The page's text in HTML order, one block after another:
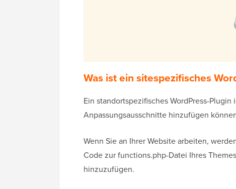
Was ist ein sitespezifisches
Ein standortspezifisches WordPress-
Anpassungsausschnitte hinzufügen
Wenn Sie an Ihrer Website arbeiten,
Code zur functions.php-Datei Ihres
hinzuzufügen.